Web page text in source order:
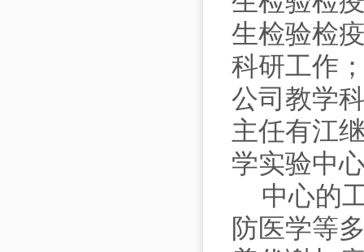
生检验检
科研工作
公司教学
主任有江
学实验中
中心的
防医学等